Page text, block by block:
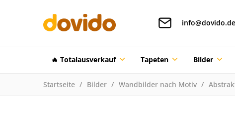
info@dovido.de
🔥 Totalausverkauf Tapeten Bilder
Startseite Bilder Wandbilder nach Motiv